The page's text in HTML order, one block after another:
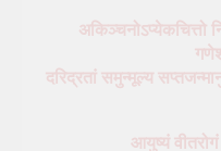
अकिञ्चनोऽप्येकचित्तो
दरिद्रतां समुन्मूल्य
आयुष्यं